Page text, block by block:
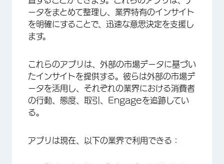
ータをまとめて整理し、業界特有のインサイト
を明確にすることで、迅速な意思決定を支援し
ます。
これらのアプリは、外部の市場データに基づい
たインサイトを提供する。彼らは外部の市場デ
ータを活用し、それぞれの業界における消費者
の行動、態度、取引、Engageを追跡してい
る。
アプリは現在、以下の業界で利用できる：